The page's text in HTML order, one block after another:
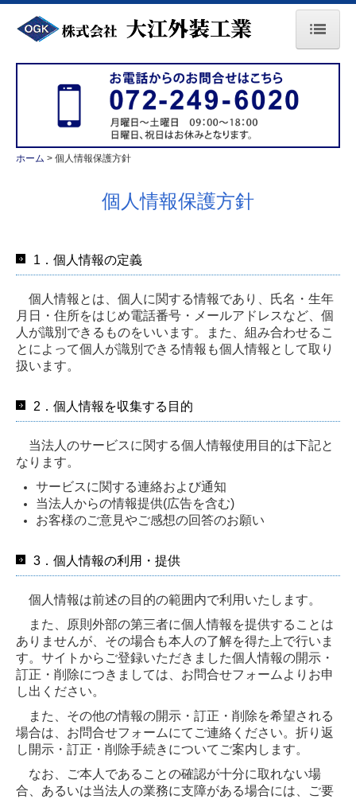
ホーム
お問合せ
個人情報保護方針
ホーム 個人情報保護方針
個人情報保護方針
1．個人情報の定義
個人情報とは、個人に関する情報であり、氏名・生年
月日・住所をはじめ電話番号・メールアドレスなど、個
人が識別できるものをいいます。また、組み合わせるこ
とによって個人が識別できる情報も個人情報として取り
扱います。
2．個人情報を収集する目的
当法人のサービスに関する個人情報使用目的は下記と
なります。
サービスに関する連絡および通知
当法人からの情報提供(広告を含む)
お客様のご意見やご感想の回答のお願い
3．個人情報の利用・提供
個人情報は前述の目的の範囲内で利用いたします。
また、原則外部の第三者に個人情報を提供することは
ありませんが、その場合も本人の了解を得た上で行いま
す。サイトからご登録いただきました個人情報の開示・
訂正・削除につきましては、お問合せフォームよりお申
し出ください。
また、その他の情報の開示・訂正・削除を希望される
場合は、お問合せフォームにてご連絡ください。折り返
し開示・訂正・削除手続きについてご案内します。
なお、ご本人であることの確認が十分に取れない場
合、あるいは当法人の業務に支障がある場合には、ご要